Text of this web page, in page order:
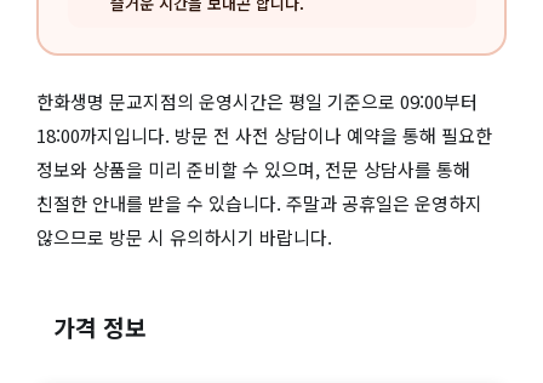
한화생명 문교지점의 운영시간은 평일 기준으로 09:00부터
18:00까지입니다. 방문 전 사전 상담이나 예약을 통해 필요한
정보와 상품을 미리 준비할 수 있으며, 전문 상담사를 통해
친절한 안내를 받을 수 있습니다. 주말과 공휴일은 운영하지
않으므로 방문 시 유의하시기 바랍니다.
가격 정보